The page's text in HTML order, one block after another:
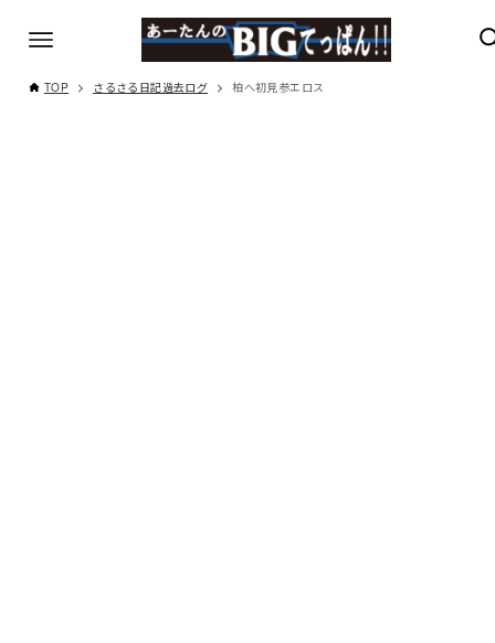
TOP さるさる日記過去ログ 柏へ初見参エロス